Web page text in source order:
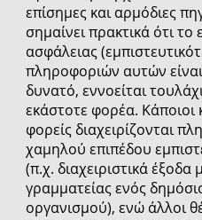
επίσημες και αρμόδιες
σημαίνει πρακτικά ότι το
ασφάλειας
πληροφοριών αυτών
δυνατό, εννοείται
εκάστοτε φορέα. Κάποιοι
φορείς διαχειρίζονται
χαμηλού επιπέδου
(π.χ. διαχειριστικά έξοδα
γραμματείας ενός
οργανισμού), ενώ άλλοι